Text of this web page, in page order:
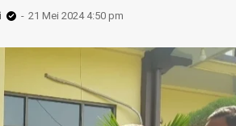
21 Mei 2024 4:50 pm